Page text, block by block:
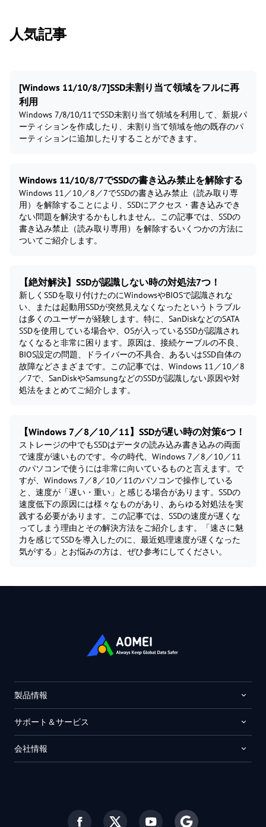
人気記事
[Windows 11/10/8/7]SSD未割り当て領域をフルに再
利用
Windows 7/8/10/11でSSD未割り当て領域を利用して、新規パ
ーティションを作成したり、未割り当て領域を他の既存のパ
ーティションに追加したりすることができます。
Windows 11/10/8/7でSSDの書き込み禁止を解除する
Windows 11／10／8／7でSSDの書き込み禁止（読み取り専
用）を解除することにより、SSDにアクセス・書き込みでき
ない問題を解決するかもしれません。この記事では、SSDの
書き込み禁止（読み取り専用）を解除するいくつかの方法に
ついてご紹介します。
【絶対解決】SSDが認識しない時の対処法7つ！
新しくSSDを取り付けたのにWindowsやBIOSで認識されな
い、または起動用SSDが突然見えなくなったというトラブル
は多くのユーザーが経験します。特に、SanDiskなどのSATA
SSDを使用している場合や、OSが入っているSSDが認識され
なくなると非常に困ります。原因は、接続ケーブルの不良、
BIOS設定の問題、ドライバーの不具合、あるいはSSD自体の
故障などさまざまです。この記事では、Windows 11／10／8
／7で、SanDiskやSamsungなどのSSDが認識しない原因や対
処法をまとめてご紹介します。
【Windows 7／8／10／11】SSDが遅い時の対策6つ！
ストレージの中でもSSDはデータの読み込み書き込みの両面
で速度が速いものです。今の時代、Windows 7／8／10／11
のパソコンで使うには非常に向いているものと言えます。で
すが、Windows 7／8／10／11のパソコンで操作している
と、速度が「遅い・重い」と感じる場合があります。SSDの
速度低下の原因には様々なものがあり、あらゆる対処法を実
践する必要があります。この記事では、SSDの速度が遅くな
ってしまう理由とその解決方法をご紹介します。「速さに魅
力を感じてSSDを導入したのに、最近処理速度が遅くなった
気がする」とお悩みの方は、ぜひ参考にしてください。
製品情報
サポート＆サービス
会社情報